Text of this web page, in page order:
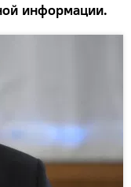
информации.